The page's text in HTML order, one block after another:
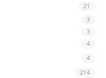
21
3
3
4
4
214